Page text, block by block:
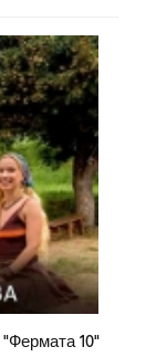
10"